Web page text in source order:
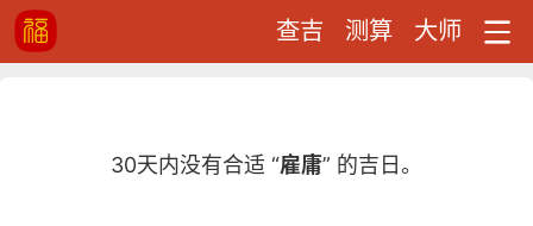
查吉 测算 大师
30天内没有合适 “雇庸” 的吉日。